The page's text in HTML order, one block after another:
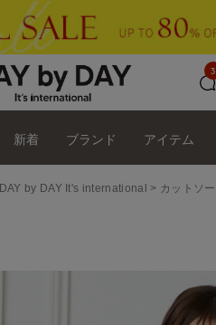
3
新着 ブランド アイテム
DAY by DAY It's international カットソー